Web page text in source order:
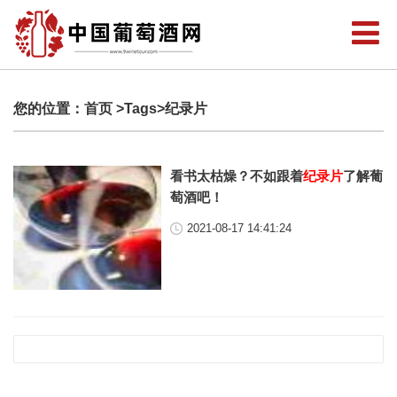
您的位置： 首页 >Tags>纪录片
看书太枯燥？不如跟着纪录片了解葡
萄酒吧！
2021-08-17 14:41:24